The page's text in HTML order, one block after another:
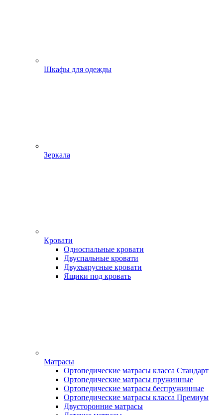
Шкафы для одежды
Зеркала
Кровати
Односпальные кровати
Двуспальные кровати
Двухъярусные кровати
Ящики под кровать
Матрасы
Ортопедические матрасы класса Стандарт
Ортопедические матрасы пружинные
Ортопедические матрасы беспружинные
Ортопедические матрасы класса Премиум
Двусторонние матрасы